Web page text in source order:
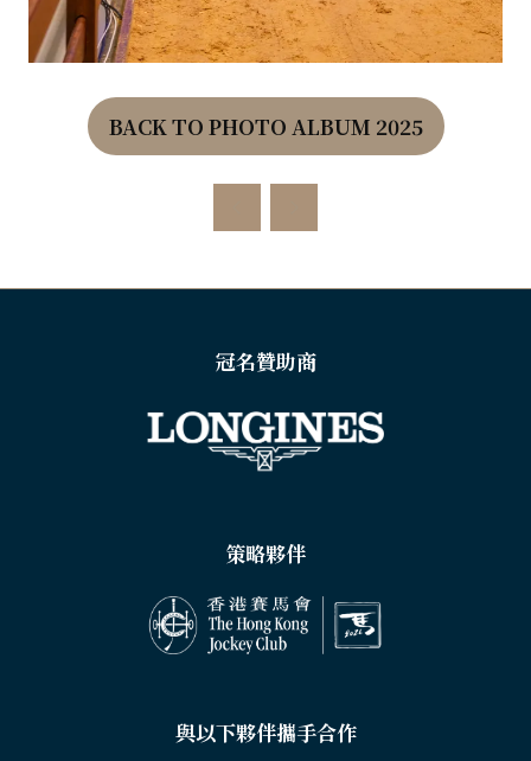
BACK TO PHOTO ALBUM 2025
(OPENS
NEW
冠名贊助商
策略夥伴
與以下夥伴攜手合作